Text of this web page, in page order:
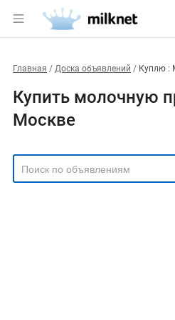
Главная Доска объявлений Куплю :
Купить молочную
Москве